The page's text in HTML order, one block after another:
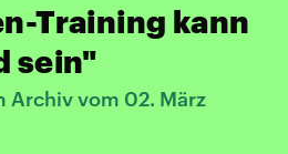
Training kann
sein"
Archiv vom 02. März